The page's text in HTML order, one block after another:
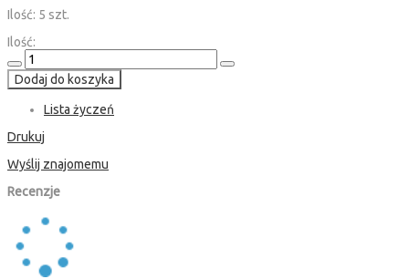
Ilość: 5 szt.
Ilość:
Dodaj do koszyka
Lista życzeń
Drukuj
Wyślij znajomemu
Recenzje